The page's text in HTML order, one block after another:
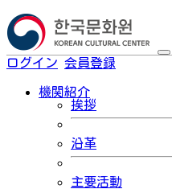
ログイン 会員登録
機関紹介
挨拶
沿革
主要活動